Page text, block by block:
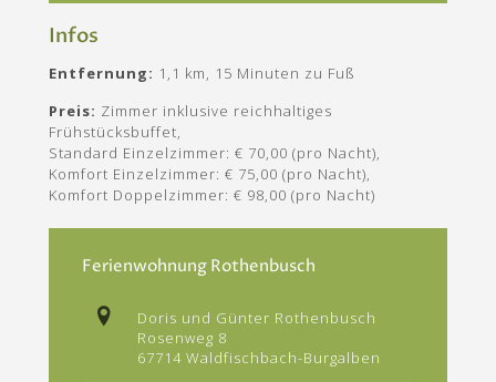
Infos
Entfernung: 1,1 km, 15 Minuten zu Fuß
Preis: Zimmer inklusive reichhaltiges
Frühstücksbuffet,
Standard Einzelzimmer: € 70,00 (pro Nacht),
Komfort Einzelzimmer: € 75,00 (pro Nacht),
Komfort Doppelzimmer: € 98,00 (pro Nacht)
Ferienwohnung Rothenbusch
Doris und Günter Rothenbusch
Rosenweg 8
67714 Waldfischbach-Burgalben